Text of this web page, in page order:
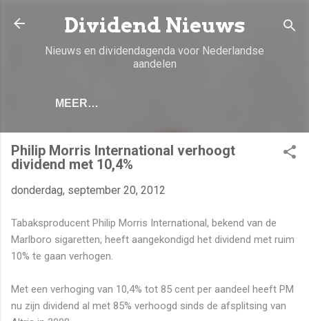
Doorgaan naar hoofdcontent
Dividend Nieuws
Nieuws en dividendagenda voor Nederlandse
aandelen
MEER…
Philip Morris International verhoogt
dividend met 10,4%
donderdag, september 20, 2012
Tabaksproducent Philip Morris International, bekend van de
Marlboro sigaretten, heeft aangekondigd het dividend met ruim
10% te gaan verhogen.
Met een verhoging van 10,4% tot 85 cent per aandeel heeft PM
nu zijn dividend al met 85% verhoogd sinds de afsplitsing van